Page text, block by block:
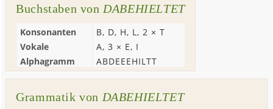
Buchstaben von DABEHIELTET
Konsonanten B, D, H, L, 2 ×T
Vokale
A, 3 × E, I
Alphagramm
ABDEEEHILTT
Grammatik von DABEHIELTET